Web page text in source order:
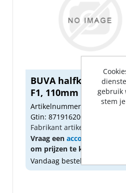
BUVA halfkruk
F1, 110mm
Artikelnummer: BU02614
Gtin: 8719162004536
Fabrikant artikel nummer:
Vraag een account
om prijzen te kunnen zien.
Vandaag besteld, morgen
gebruik
stem